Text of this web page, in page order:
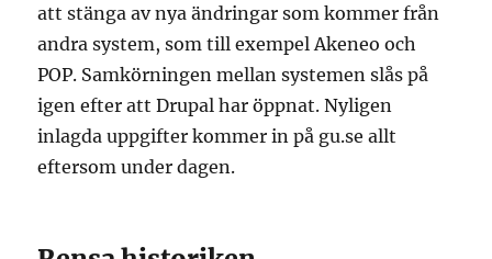
att stänga av nya ändringar som kommer från
andra system, som till exempel Akeneo och
POP. Samkörningen mellan systemen slås på
igen efter att Drupal har öppnat. Nyligen
inlagda uppgifter kommer in på gu.se allt
eftersom under dagen.